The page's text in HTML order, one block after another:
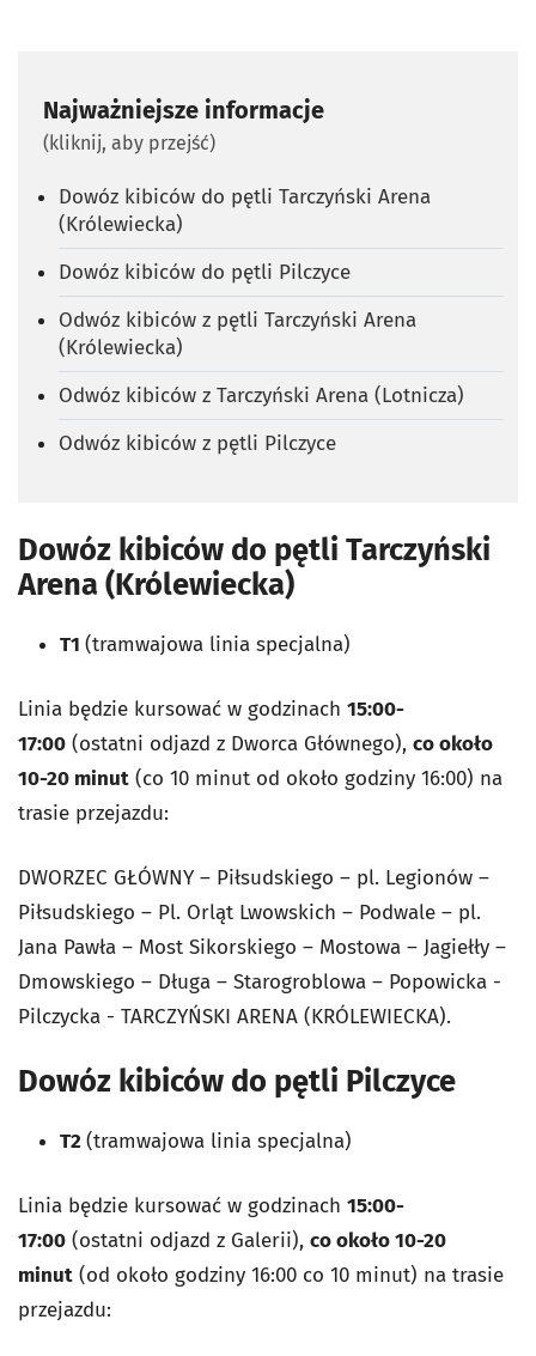
Najważniejsze informacje
(kliknij, aby przejść)
Dowóz kibiców do pętli Tarczyński Arena
(Królewiecka)
Dowóz kibiców do pętli Pilczyce
Odwóz kibiców z pętli Tarczyński Arena
(Królewiecka)
Odwóz kibiców z Tarczyński Arena (Lotnicza)
Odwóz kibiców z pętli Pilczyce
Dowóz kibiców do pętli Tarczyński
Arena (Królewiecka)
T1 (tramwajowa linia specjalna)
Linia będzie kursować w godzinach 15:00-
17:00 (ostatni odjazd z Dworca Głównego), co około
10-20 minut (co 10 minut od około godziny 16:00) na
trasie przejazdu:
DWORZEC GŁÓWNY – Piłsudskiego – pl. Legionów –
Piłsudskiego – Pl. Orląt Lwowskich – Podwale – pl.
Jana Pawła – Most Sikorskiego – Mostowa – Jagiełły –
Dmowskiego – Długa – Starogroblowa – Popowicka -
Pilczycka - TARCZYŃSKI ARENA (KRÓLEWIECKA).
Dowóz kibiców do pętli Pilczyce
T2(tramwajowa linia specjalna)
Linia będzie kursować w godzinach 15:00-
17:00 (ostatni odjazd z Galerii), co około 10-20
minut (od około godziny 16:00 co 10 minut) na trasie
przejazdu: